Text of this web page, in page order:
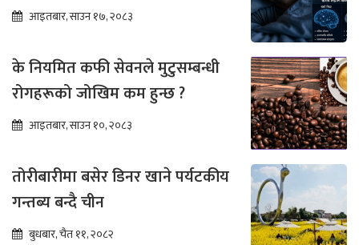
आइतबार, साउन १७, २०८३
के नियमित कफी सेवनले मुटुसम्बन्धी
रोगहरूको जोखिम कम हुन्छ ?
आइतबार, साउन १०, २०८३
तोरीबारीमा बसेर डिनर खाने पर्यटकीय
गन्तब्य बन्दै चीन
बुधबार, चैत ११, २०८२